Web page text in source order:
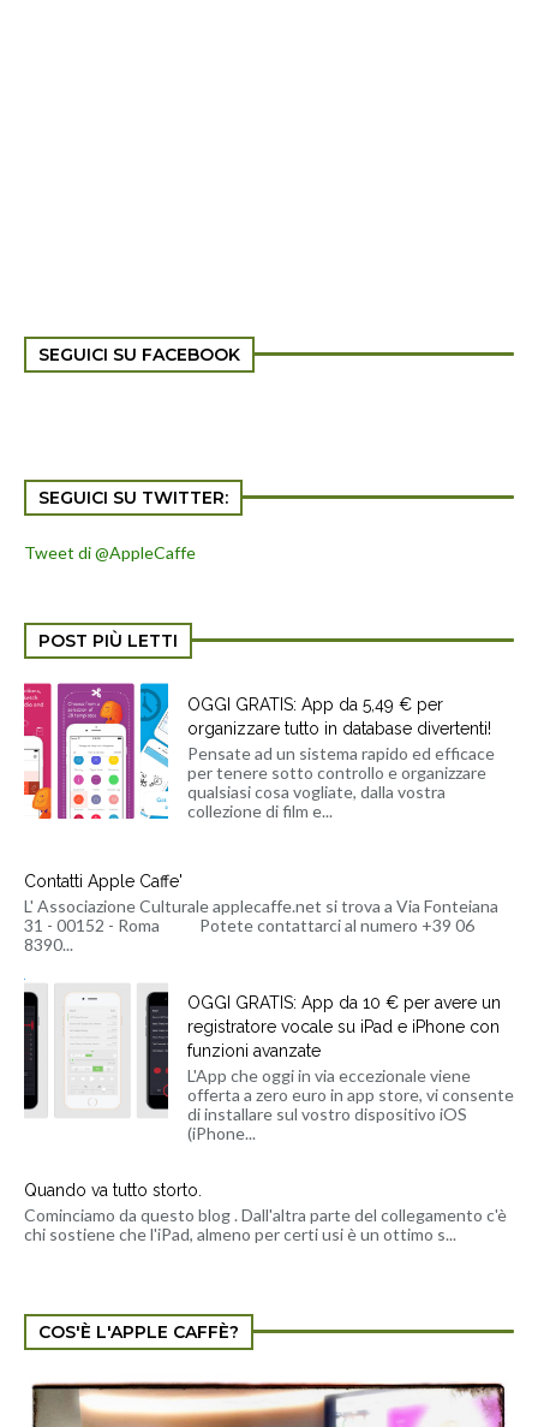
SEGUICI SU FACEBOOK
SEGUICI SU TWITTER:
Tweet di @AppleCaffe
POST PIÙ LETTI
OGGI GRATIS: App da 5,49 € per
organizzare tutto in database divertenti!
Pensate ad un sistema rapido ed efficace
per tenere sotto controllo e organizzare
qualsiasi cosa vogliate, dalla vostra
collezione di film e...
Contatti Apple Caffe'
L' Associazione Culturale applecaffe.net si trova a Via Fonteiana
31 - 00152 - Roma Potete contattarci al numero +39 06
8390...
OGGI GRATIS: App da 10 € per avere un
registratore vocale su iPad e iPhone con
funzioni avanzate
L'App che oggi in via eccezionale viene
offerta a zero euro in app store, vi consente
di installare sul vostro dispositivo iOS
(iPhone...
Quando va tutto storto.
Cominciamo da questo blog . Dall'altra parte del collegamento c'è
chi sostiene che l'iPad, almeno per certi usi è un ottimo s...
COS'È L'APPLE CAFFÈ?